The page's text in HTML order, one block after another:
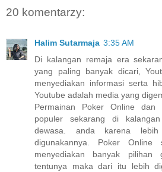
20 komentarzy:
Halim Sutarmaja 3:35 AM
Di kalangan remaja era
yang paling banyak dicari,
menyediakan informasi serta
Youtube adalah media yang
Permainan Poker Online
populer sekarang di
dewasa. anda karena
digunakannya. Poker
menyediakan banyak
tentunya maka dari itu lebih